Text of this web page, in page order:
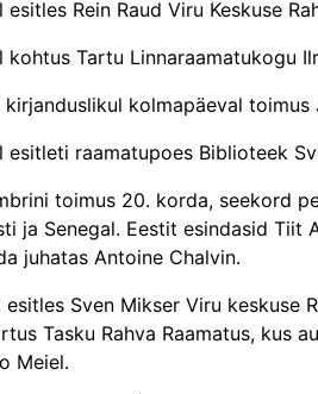
esitles Rein Raud Viru Keskuse
kohtus Tartu Linnaraamatukogu
kolmapäeval toimus
esitleti raamatupoes Biblioteek
toimus 20. korda, seekord
ja Senegal. Eestit esindasid Tiit
juhatas Antoine Chalvin.
esitles Sven Mikser Viru keskuse
Tasku Rahva Raamatus, kus
Meiel.